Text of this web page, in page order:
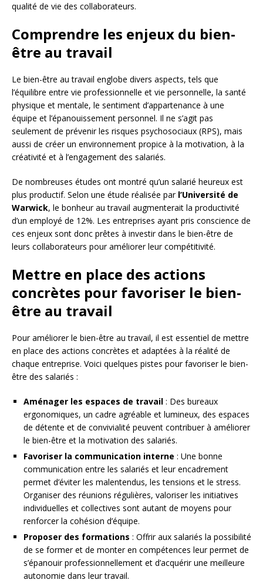
qualité de vie des collaborateurs.
Comprendre les enjeux du bien-
être au travail
Le bien-être au travail englobe divers aspects, tels que
l’équilibre entre vie professionnelle et vie personnelle, la santé
physique et mentale, le sentiment d’appartenance à une
équipe et l’épanouissement personnel. Il ne s’agit pas
seulement de prévenir les risques psychosociaux (RPS), mais
aussi de créer un environnement propice à la motivation, à la
créativité et à l’engagement des salariés.
De nombreuses études ont montré qu’un salarié heureux est
plus productif. Selon une étude réalisée par l’Université de
Warwick, le bonheur au travail augmenterait la productivité
d’un employé de 12%. Les entreprises ayant pris conscience de
ces enjeux sont donc prêtes à investir dans le bien-être de
leurs collaborateurs pour améliorer leur compétitivité.
Mettre en place des actions
concrètes pour favoriser le bien-
être au travail
Pour améliorer le bien-être au travail, il est essentiel de mettre
en place des actions concrètes et adaptées à la réalité de
chaque entreprise. Voici quelques pistes pour favoriser le bien-
être des salariés :
Aménager les espaces de travail : Des bureaux
ergonomiques, un cadre agréable et lumineux, des espaces
de détente et de convivialité peuvent contribuer à améliorer
le bien-être et la motivation des salariés.
Favoriser la communication interne : Une bonne
communication entre les salariés et leur encadrement
permet d’éviter les malentendus, les tensions et le stress.
Organiser des réunions régulières, valoriser les initiatives
individuelles et collectives sont autant de moyens pour
renforcer la cohésion d’équipe.
Proposer des formations : Offrir aux salariés la possibilité
de se former et de monter en compétences leur permet de
s’épanouir professionnellement et d’acquérir une meilleure
autonomie dans leur travail.